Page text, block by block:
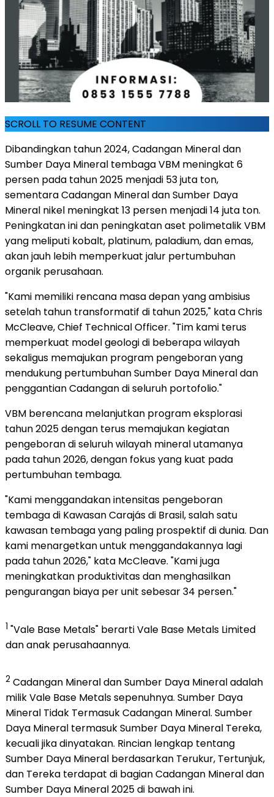
SCROLL TO RESUME CONTENT
Dibandingkan tahun 2024, Cadangan Mineral dan
Sumber Daya Mineral tembaga VBM meningkat 6
persen pada tahun 2025 menjadi 53 juta ton,
sementara Cadangan Mineral dan Sumber Daya
Mineral nikel meningkat 13 persen menjadi 14 juta ton.
Peningkatan ini dan peningkatan aset polimetalik VBM
yang meliputi kobalt, platinum, paladium, dan emas,
akan jauh lebih memperkuat jalur pertumbuhan
organik perusahaan.
"Kami memiliki rencana masa depan yang ambisius
setelah tahun transformatif di tahun 2025," kata Chris
McCleave, Chief Technical Officer. "Tim kami terus
memperkuat model geologi di beberapa wilayah
sekaligus memajukan program pengeboran yang
mendukung pertumbuhan Sumber Daya Mineral dan
penggantian Cadangan di seluruh portofolio."
VBM berencana melanjutkan program eksplorasi
tahun 2025 dengan terus memajukan kegiatan
pengeboran di seluruh wilayah mineral utamanya
pada tahun 2026, dengan fokus yang kuat pada
pertumbuhan tembaga.
"Kami menggandakan intensitas pengeboran
tembaga di Kawasan Carajás di Brasil, salah satu
kawasan tembaga yang paling prospektif di dunia. Dan
kami menargetkan untuk menggandakannya lagi
pada tahun 2026," kata McCleave. "Kami juga
meningkatkan produktivitas dan menghasilkan
pengurangan biaya per unit sebesar 34 persen."
1 "Vale Base Metals" berarti Vale Base Metals Limited
dan anak perusahaannya.
2 Cadangan Mineral dan Sumber Daya Mineral adalah
milik Vale Base Metals sepenuhnya. Sumber Daya
Mineral Tidak Termasuk Cadangan Mineral. Sumber
Daya Mineral termasuk Sumber Daya Mineral Tereka,
kecuali jika dinyatakan. Rincian lengkap tentang
Sumber Daya Mineral berdasarkan Terukur, Tertunjuk,
dan Tereka terdapat di bagian Cadangan Mineral dan
Sumber Daya Mineral 2025 di bawah ini.